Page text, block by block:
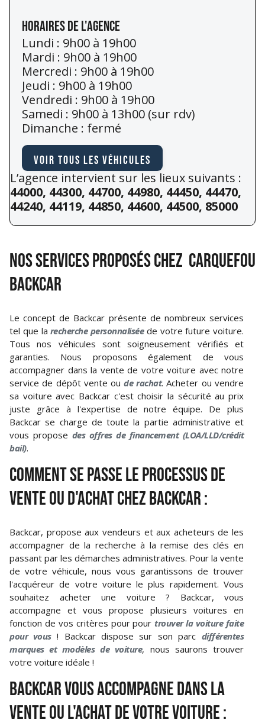
Horaires de l'agence
Lundi : 9h00 à 19h00
Mardi : 9h00 à 19h00
Mercredi : 9h00 à 19h00
Jeudi : 9h00 à 19h00
Vendredi : 9h00 à 19h00
Samedi : 9h00 à 13h00 (sur rdv)
Dimanche : fermé
Voir tous les véhicules
L’agence intervient sur les lieux suivants :
44000, 44300, 44700, 44980, 44450, 44470,
44240, 44119, 44850, 44600, 44500, 85000
NOS SERVICES PROPOSÉS CHEZ
BACKCAR
Carquefou
Le concept de Backcar présente de nombreux services
tel que la recherche personnaliséede votre future voiture.
Tous nos véhicules sont soigneusement vérifiés et
garanties. Nous proposons également de vous
accompagner dans la vente de votre voiture avec notre
service de dépôt vente ou de rachat. Acheter ou vendre
sa voiture avec Backcar c'est choisir la sécurité au prix
juste grâce à l'expertise de notre équipe. De plus
Backcar se charge de toute la partie administrative et
vous propose des offres de financement (LOA/LLD/crédit
bail).
COMMENT SE PASSE LE PROCESSUS DE
VENTE OU D'ACHAT CHEZ BACKCAR :
Backcar, propose aux vendeurs et aux acheteurs de les
accompagner de la recherche à la remise des clés en
passant par les démarches administratives. Pour la vente
de votre véhicule, nous vous garantissons de trouver
l'acquéreur de votre voiture le plus rapidement. Vous
souhaitez acheter une voiture ? Backcar, vous
accompagne et vous propose plusieurs voitures en
fonction de vos critères pour pour trouver la voiture faite
pour vous! Backcar dispose sur son parc différentes
marques et modèles de voiture, nous saurons trouver
votre voiture idéale !
BACKCAR VOUS ACCOMPAGNE DANS LA
VENTE OU L'ACHAT DE VOTRE VOITURE :